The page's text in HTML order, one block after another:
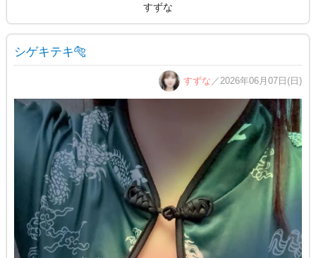
すずな
シゲキテキ🐅
すずな ／2026年06月07日(日)